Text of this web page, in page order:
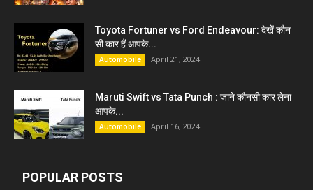
Toyota Fortuner vs Ford Endeavour: देखें कौन
सी कार हैं आपके...
Automobile April 21, 2024
Maruti Swift vs Tata Punch : जाने कौनसी कार लेना
आपके...
Automobile April 16, 2024
POPULAR POSTS